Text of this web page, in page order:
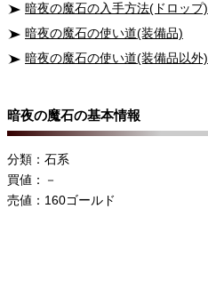
暗夜の魔石の入手方法(ドロップ)
暗夜の魔石の使い道(装備品)
暗夜の魔石の使い道(装備品以外)
暗夜の魔石の基本情報
分類：石系
買値：－
売値：160ゴールド